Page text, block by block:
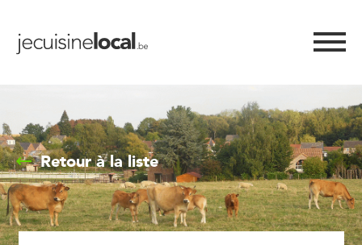
Retour à la liste